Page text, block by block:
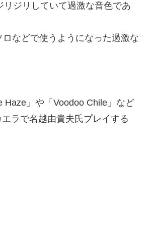
ジリしていて過激な音色であ
などで使うようになった過激な
Haze」や「Voodoo Chile」など
ラで名越由貴夫氏プレイする